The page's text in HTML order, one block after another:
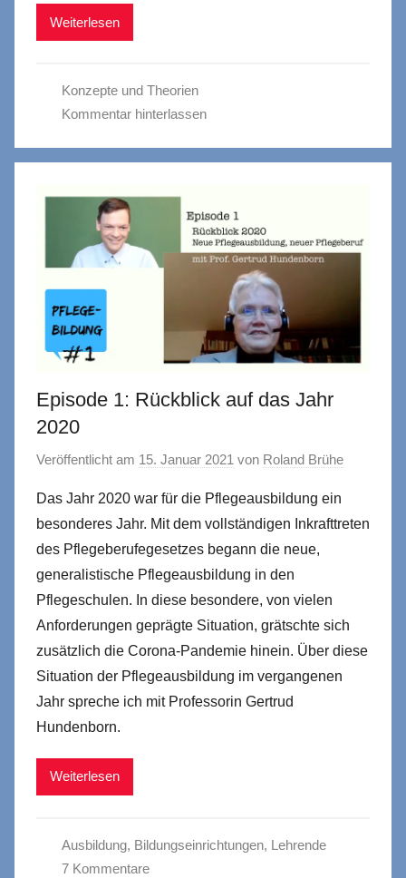
Weiterlesen
Konzepte und Theorien
Kommentar hinterlassen
Episode 1: Rückblick auf das Jahr
2020
Veröffentlicht am 15. Januar 2021 von Roland Brühe
Das Jahr 2020 war für die Pflegeausbildung ein
besonderes Jahr. Mit dem vollständigen Inkrafttreten
des Pflegeberufegesetzes begann die neue,
generalistische Pflegeausbildung in den
Pflegeschulen. In diese besondere, von vielen
Anforderungen geprägte Situation, grätschte sich
zusätzlich die Corona-Pandemie hinein. Über diese
Situation der Pflegeausbildung im vergangenen
Jahr spreche ich mit Professorin Gertrud
Hundenborn.
Weiterlesen
Ausbildung, Bildungseinrichtungen, Lehrende
7 Kommentare